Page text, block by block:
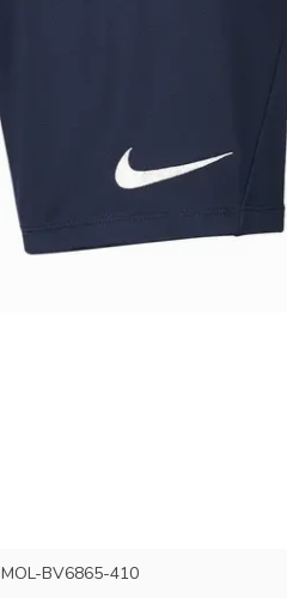
MOL-BV6865-410